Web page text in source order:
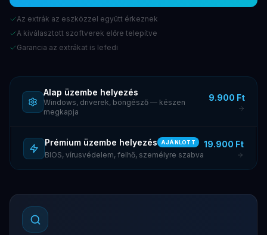
Az extrák az eszközzel együtt érkeznek
A kiválasztott szoftverek előre telepítve
Garancia az extrákat is lefedi
Alap üzembe helyezés
Windows, driverek, böngésző — készen
megkapja
9.900 Ft
Prémium üzembe helyezés AJÁNLOTT
BIOS, vírusvédelem, felhő, személyre szabva
19.900 Ft